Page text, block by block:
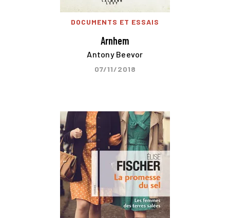
DOCUMENTS ET ESSAIS
Arnhem
Antony Beevor
07/11/2018